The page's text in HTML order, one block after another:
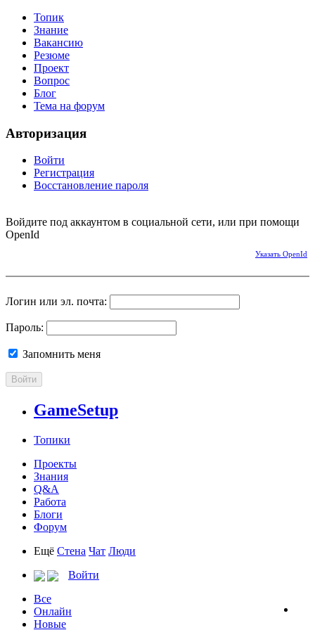
Топик
Знание
Вакансию
Резюме
Проект
Вопрос
Блог
Тема на форум
Авторизация
Войти
Регистрация
Восстановление пароля
Войдите под аккаунтом в социальной сети, или при помощи
OpenId
Указать OpenId
Логин или эл. почта:
Пароль:
Запомнить меня
Войти
GameSetup
Топики
Проекты
Знания
Q&A
Работа
Блоги
Форум
Ещё Стена Чат Люди
Войти
Все
Онлайн
Новые